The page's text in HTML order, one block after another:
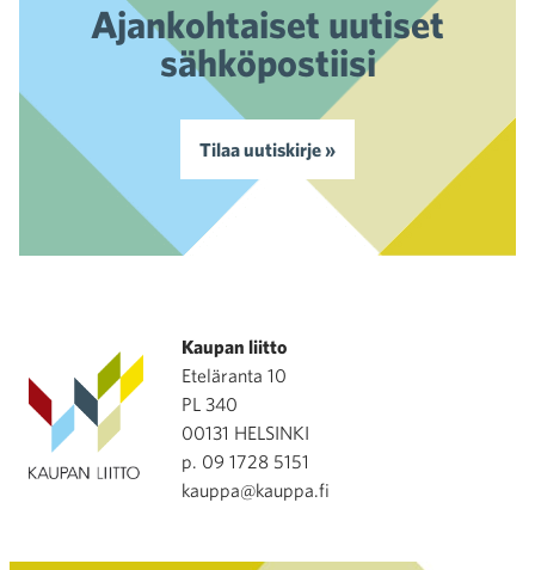
Ajankohtaiset uutiset
sähköpostiisi
Tilaa uutiskirje »
Kaupan liitto
Eteläranta 10
PL 340
00131 HELSINKI
p. 09 1728 5151
kauppa@kauppa.fi